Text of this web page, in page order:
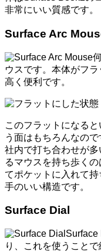
非常にいい質感です。
Surface Arc
ウスです。本体がフ
高く便利です。
このフラットになる
う面はもちろんなの
社内で打ち合わせが
るマウスを持ち歩く
てポケットに入れて
手のいい構造です。
Surface Dial
Surface
り、これを使うこと